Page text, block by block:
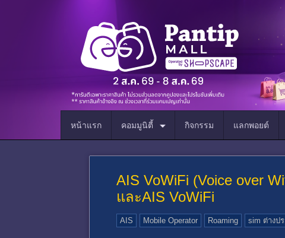
หน้าแรก คอมมูนิตี้ กิจกรรม แลกพอยต์
AIS VoWiFi (Voice over
และAIS VoWiFi
AIS Mobile Operator Roaming sim ต่างป